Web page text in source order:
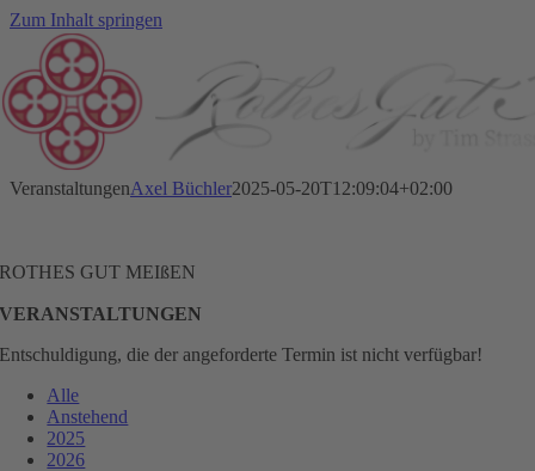
Zum Inhalt springen
VeranstaltungenAxel Büchler2025-05-20T12:09:04+02:00
ROTHES GUT MEIßEN
VERANSTALTUNGEN
Entschuldigung, die der angeforderte Termin ist nicht verfügbar!
Alle
Anstehend
2025
2026